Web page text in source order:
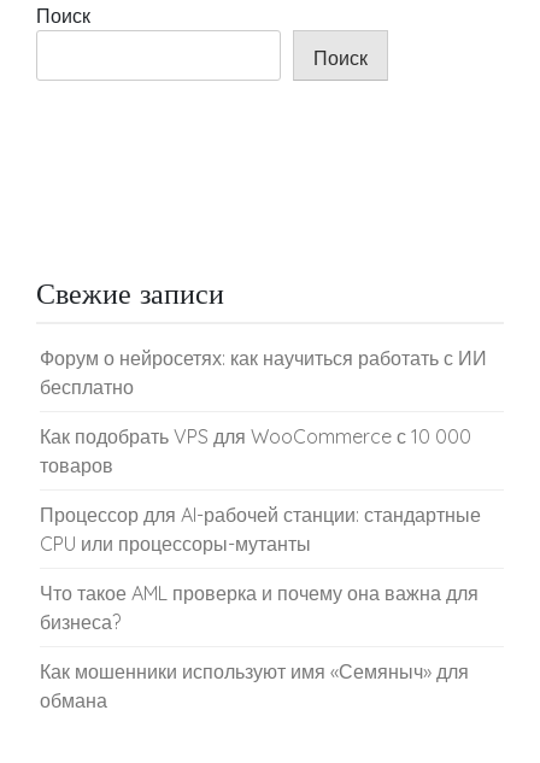
Поиск
Поиск
Свежие записи
Форум о нейросетях: как научиться работать с ИИ
бесплатно
Как подобрать VPS для WooCommerce с 10 000
товаров
Процессор для AI-рабочей станции: стандартные
CPU или процессоры-мутанты
Что такое AML проверка и почему она важна для
бизнеса?
Как мошенники используют имя «Семяныч» для
обмана